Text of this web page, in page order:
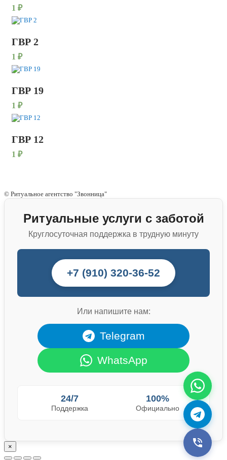
1 ₽
ГВР 2
1 ₽
ГВР 19
1 ₽
ГВР 12
1 ₽
© Ритуальное агентство "Звонница"
Ритуальные услуги с заботой
Круглосуточная поддержка в трудную минуту
+7 (910) 320-36-52
Или напишите нам:
Telegram
WhatsApp
24/7
Поддержка
100%
Официально
×